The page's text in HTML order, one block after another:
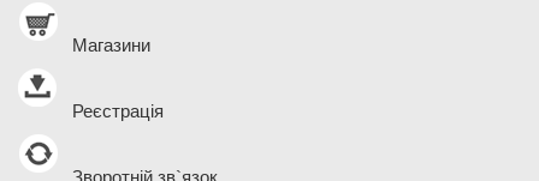
Магазини
Реєстрація
Зворотній зв`язок